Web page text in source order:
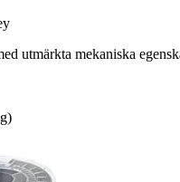
utmärkta mekaniska